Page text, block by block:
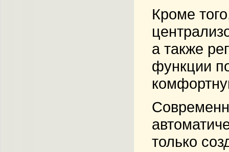
Кроме
а также
функции
только